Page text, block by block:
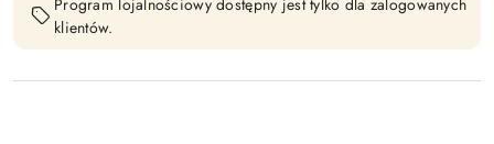
Program lojalnościowy dostępny jest tylko dla zalogowanych
klientów.